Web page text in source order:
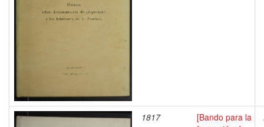
1817
[Bando para la